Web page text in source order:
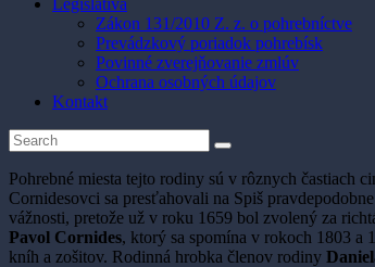
Legislatíva
Zákon 131/2010 Z. z. o pohrebníctve
Prevádzkový poriadok pohrebísk
Povinné zverejňovanie zmlúv
Ochrana osobných údajov
Kontakt
Pohrebné miesta tejto rodiny sú v rôznych častiach
Cornidesovci sa presťahovali na Spiš
vážnosti, pretože už v roku 1659 bol zvolený za
Pavol Cornides, ktorý sa spomína v rokoch 1803 a
kníh a zošitov. Rodinná hrobka členov rodiny